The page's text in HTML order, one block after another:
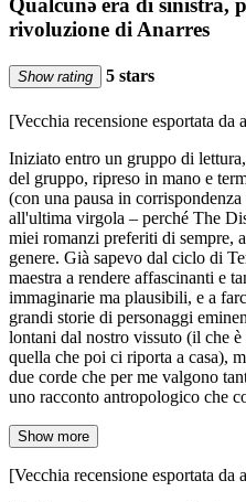
rivoluzione di Anarres
Show rating 5 stars
[Vecchia recensione esportata da
Iniziato entro un gruppo di
del gruppo, ripreso in mano e
(con una pausa in
all'ultima virgola – perché The
miei romanzi preferiti di sempre,
genere. Già sapevo dal ciclo di
maestra a rendere affascinanti e
immaginarie ma plausibili, e a
grandi storie di personaggi
lontani dal nostro vissuto (il che
quella che poi ci riporta a casa),
due corde che per me valgono
uno racconto antropologico che
Show more
[Vecchia recensione esportata da